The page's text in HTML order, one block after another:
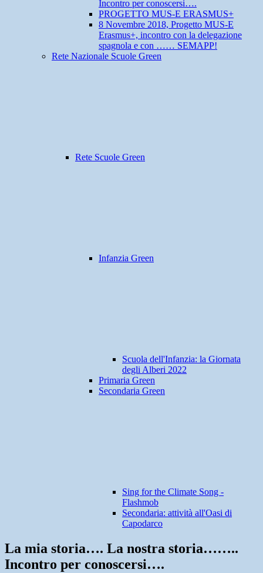
Incontro per conoscersi….
PROGETTO MUS-E ERASMUS+
8 Novembre 2018, Progetto MUS-E
Erasmus+, incontro con la delegazione
spagnola e con …… SEMAPP!
Rete Nazionale Scuole Green
Rete Scuole Green
Infanzia Green
Scuola dell'Infanzia: la Giornata
degli Alberi 2022
Primaria Green
Secondaria Green
Sing for the Climate Song -
Flashmob
Secondaria: attività all'Oasi di
Capodarco
La mia storia…. La nostra storia……..
Incontro per conoscersi….